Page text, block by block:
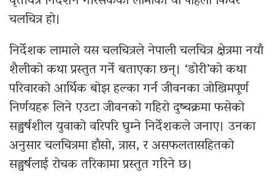
चलचित्र हो।
निर्देशक लामाले यस चलचित्रले नेपाली चलचित्र क्षेत्रमा नयाँ
शैलीको कथा प्रस्तुत गर्ने बताएका छन्। ‘डोरी’को कथा
परिवारको आर्थिक बोझ हल्का गर्न जीवनका जोखिमपूर्ण
निर्णयहरू लिने एउटा जीवनको गहिरो दुष्चक्रमा फसेको
सङ्घर्षशील युवाको वरिपरि घुम्ने निर्देशकले जनाए। उनका
अनुसार चलचित्रमा हाँसो, त्रास, र असफलतासहितको
सङ्घर्षलाई रोचक तरिकामा प्रस्तुत गरिने छ।